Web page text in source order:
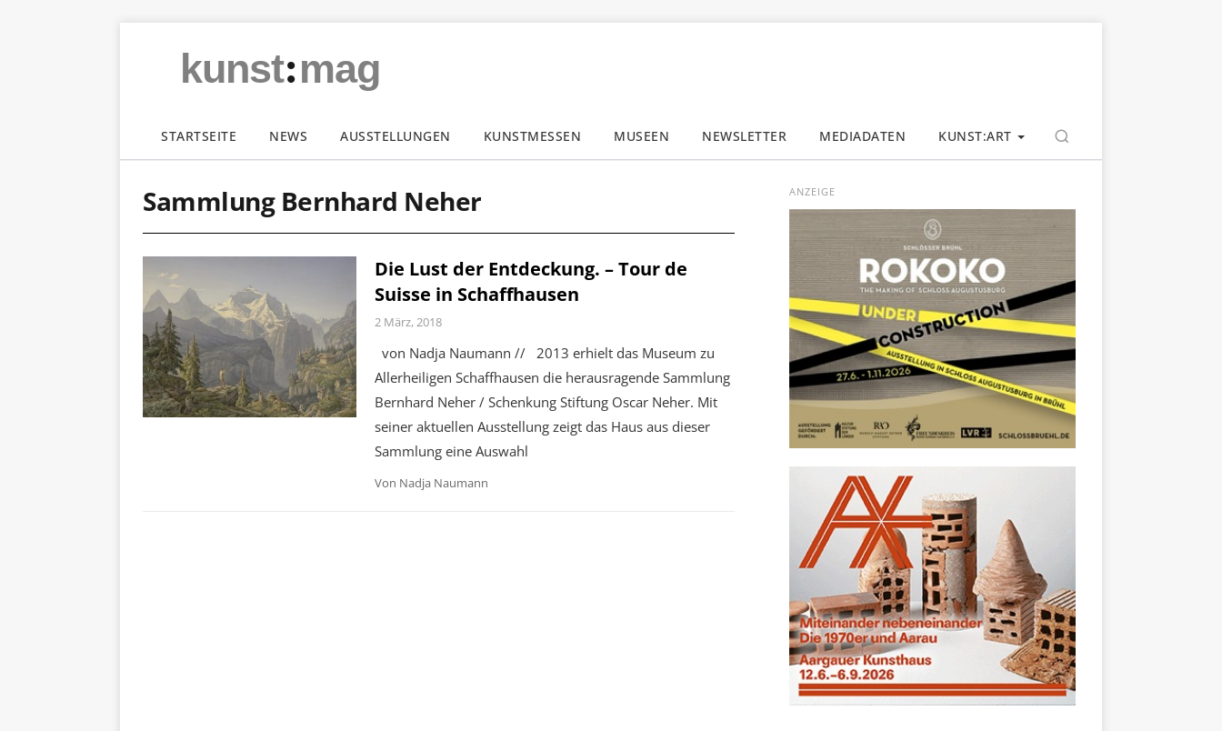
kunst:mag
STARTSEITE NEWS AUSSTELLUNGEN KUNSTMESSEN MUSEEN NEWSLETTER MEDIADATEN KUNST:ART
Sammlung Bernhard Neher
Die Lust der Entdeckung. – Tour de
Suisse in Schaffhausen
2 März, 2018
von Nadja Naumann // 2013 erhielt das Museum zu
Allerheiligen Schaffhausen die herausragende Sammlung
Bernhard Neher / Schenkung Stiftung Oscar Neher. Mit
seiner aktuellen Ausstellung zeigt das Haus aus dieser
Sammlung eine Auswahl
Von Nadja Naumann
ANZEIGE